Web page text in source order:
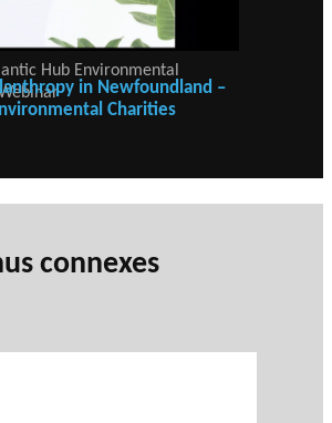
Hub Environmental
in Newfoundland –
Charities
connexes